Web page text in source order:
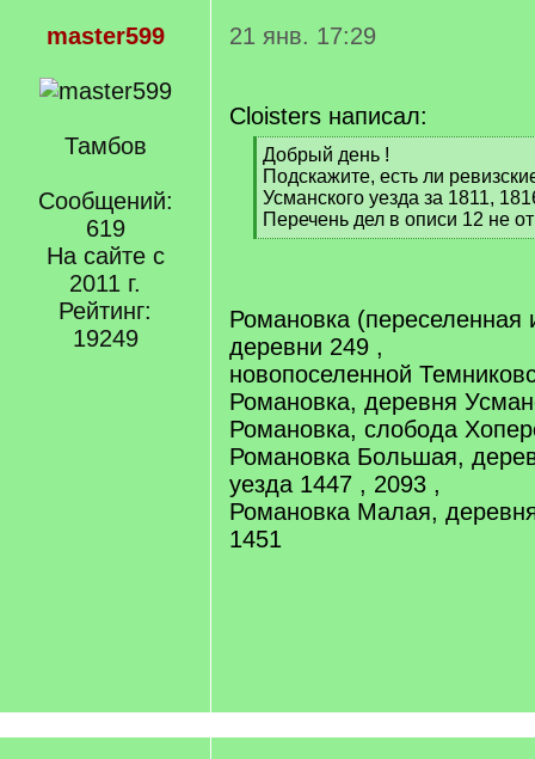
master599
Тамбов
Сообщений:
619
На сайте с
2011 г.
Рейтинг:
19249
21 янв. 17:29
Cloisters написал:
[
q
]
Добрый день !
Подскажите, есть ли
Усманского уезда за 1811,
Перечень дел в описи 12 не
[
Романовка (переселенная
деревни 249 ,
новопоселенной
Романовка, деревня
Романовка, слобода
Романовка Большая,
уезда 1447 , 2093 ,
Романовка Малая,
1451